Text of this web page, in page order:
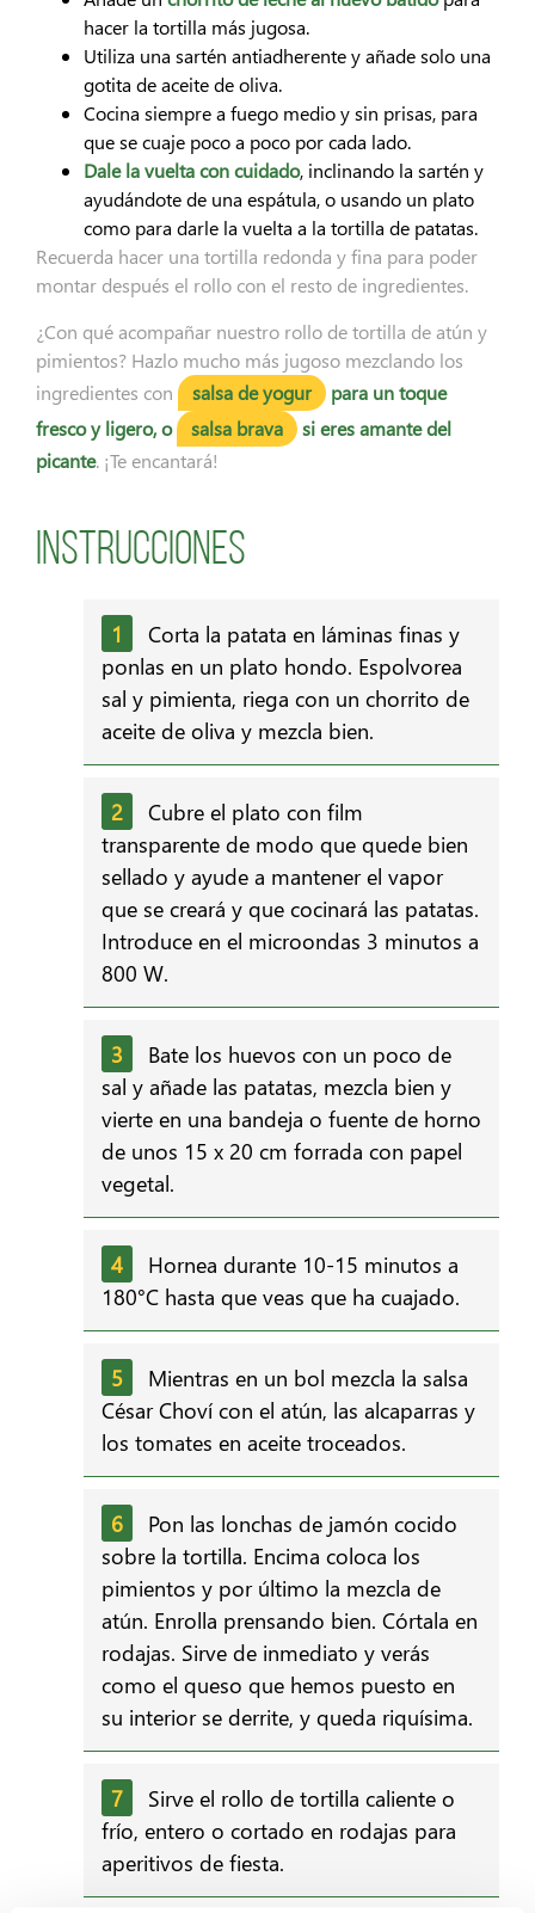
hacer la tortilla más jugosa.
Utiliza una sartén antiadherente y añade solo una
gotita de aceite de oliva.
Cocina siempre a fuego medio y sin prisas, para
que se cuaje poco a poco por cada lado.
Dale la vuelta con cuidado, inclinando la sartén y
ayudándote de una espátula, o usando un plato
como para darle la vuelta a la tortilla de patatas.
Recuerda hacer una tortilla redonda y fina para poder
montar después el rollo con el resto de ingredientes.
¿Con qué acompañar nuestro rollo de tortilla de atún y
pimientos? Hazlo mucho más jugoso mezclando los
ingredientes con
salsa de yogur
para un toque
fresco y ligero, o
salsa brava
si eres amante del
picante. ¡Te encantará!
Instrucciones
Corta la patata en láminas finas y
ponlas en un plato hondo. Espolvorea
sal y pimienta, riega con un chorrito de
aceite de oliva y mezcla bien.
Cubre el plato con film
transparente de modo que quede bien
sellado y ayude a mantener el vapor
que se creará y que cocinará las patatas.
Introduce en el microondas 3 minutos a
800 W.
Bate los huevos con un poco de
sal y añade las patatas, mezcla bien y
vierte en una bandeja o fuente de horno
de unos 15 x 20 cm forrada con papel
vegetal.
Hornea durante 10-15 minutos a
180°C hasta que veas que ha cuajado.
Mientras en un bol mezcla la salsa
César Choví con el atún, las alcaparras y
los tomates en aceite troceados.
Pon las lonchas de jamón cocido
sobre la tortilla. Encima coloca los
pimientos y por último la mezcla de
atún. Enrolla prensando bien. Córtala en
rodajas. Sirve de inmediato y verás
como el queso que hemos puesto en
su interior se derrite, y queda riquísima.
Sirve el rollo de tortilla caliente o
frío, entero o cortado en rodajas para
aperitivos de fiesta.